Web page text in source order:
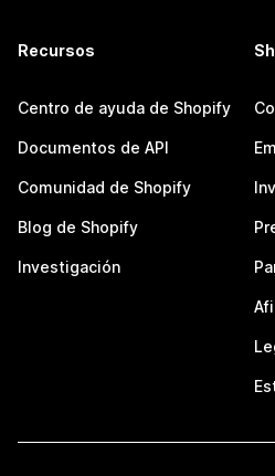
Recursos
Centro de ayuda de Shopify
Documentos de API
Comunidad de Shopify
Blog de Shopify
Investigación